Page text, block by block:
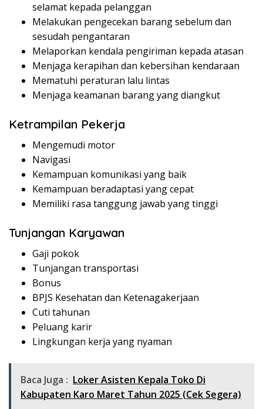
selamat kepada pelanggan
Melakukan pengecekan barang sebelum dan
sesudah pengantaran
Melaporkan kendala pengiriman kepada atasan
Menjaga kerapihan dan kebersihan kendaraan
Mematuhi peraturan lalu lintas
Menjaga keamanan barang yang diangkut
Ketrampilan Pekerja
Mengemudi motor
Navigasi
Kemampuan komunikasi yang baik
Kemampuan beradaptasi yang cepat
Memiliki rasa tanggung jawab yang tinggi
Tunjangan Karyawan
Gaji pokok
Tunjangan transportasi
Bonus
BPJS Kesehatan dan Ketenagakerjaan
Cuti tahunan
Peluang karir
Lingkungan kerja yang nyaman
Baca Juga : Loker Asisten Kepala Toko Di
Kabupaten Karo Maret Tahun 2025 (Cek Segera)